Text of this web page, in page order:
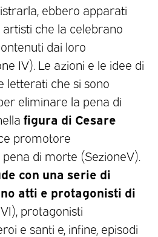
ebbero apparati
che la celebrano
dai loro
IV). Le azioni e le idee di
letterati che si sono
eliminare la pena di
figura di Cesare
promotore
pena di morte (SezioneV).
con una serie di
atti e protagonisti di
protagonisti
e santi e, infine, episodi